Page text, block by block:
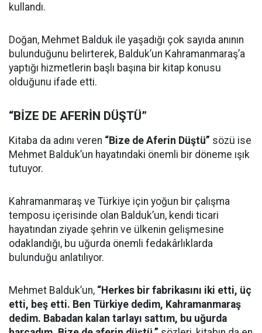
kullandı.
Doğan, Mehmet Balduk ile yaşadığı çok sayıda anının
bulunduğunu belirterek, Balduk’un Kahramanmaraş’a
yaptığı hizmetlerin başlı başına bir kitap konusu
olduğunu ifade etti.
“BİZE DE AFERİN DÜŞTÜ”
Kitaba da adını veren “Bize de Aferin Düştü” sözü ise
Mehmet Balduk’un hayatındaki önemli bir döneme ışık
tutuyor.
Kahramanmaraş ve Türkiye için yoğun bir çalışma
temposu içerisinde olan Balduk’un, kendi ticari
hayatından ziyade şehrin ve ülkenin gelişmesine
odaklandığı, bu uğurda önemli fedakârlıklarda
bulunduğu anlatılıyor.
Mehmet Balduk’un, “Herkes bir fabrikasını iki etti, üç
etti, beş etti. Ben Türkiye dedim, Kahramanmaraş
dedim. Babadan kalan tarlayı sattım, bu uğurda